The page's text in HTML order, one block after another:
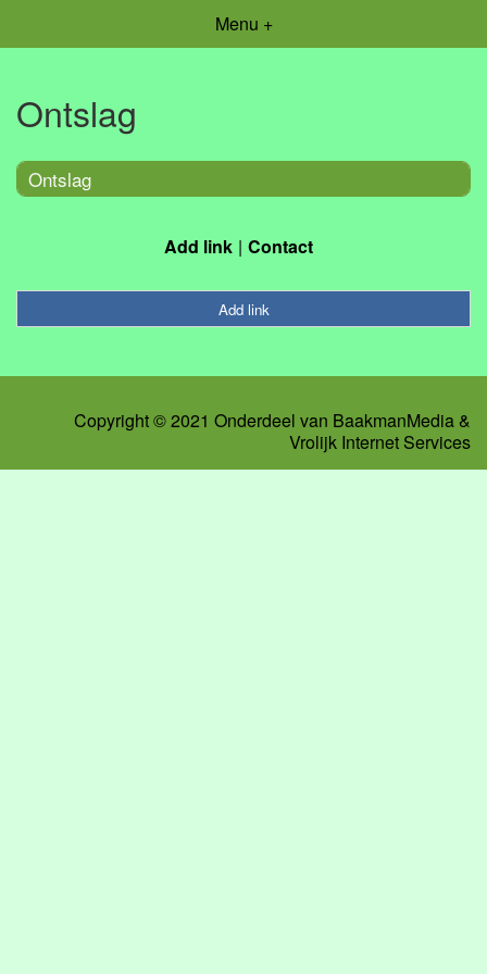
Menu +
Ontslag
Ontslag
Add link Contact
Add link
Copyright © 2021 Onderdeel van BaakmanMedia &
Vrolijk Internet Services